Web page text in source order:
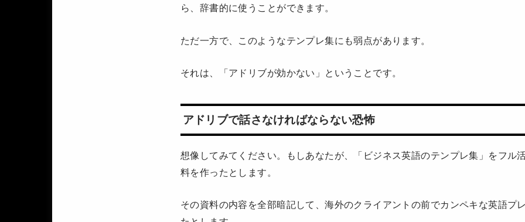
ら、辞書的に使うことができます。
ただ一方で、このようなテンプレ集にも弱点があります。
それは、「アドリブが効かない」ということです。
アドリブで話さなければならない恐怖
想像してみてください。もしあなたが、「ビジネス英語のテンプレ集」をフル
料を作ったとします。
その資料の内容を全部暗記して、海外のクライアントの前でカンペキな英語プ